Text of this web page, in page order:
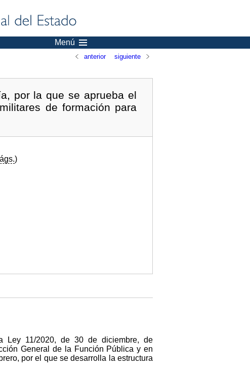
Menú
anterior siguiente
por la que se aprueba el
de formación para
)
Ley 11/2020, de 30 de diciembre, de
General de la Función Pública y en
por el que se desarrolla la estructura